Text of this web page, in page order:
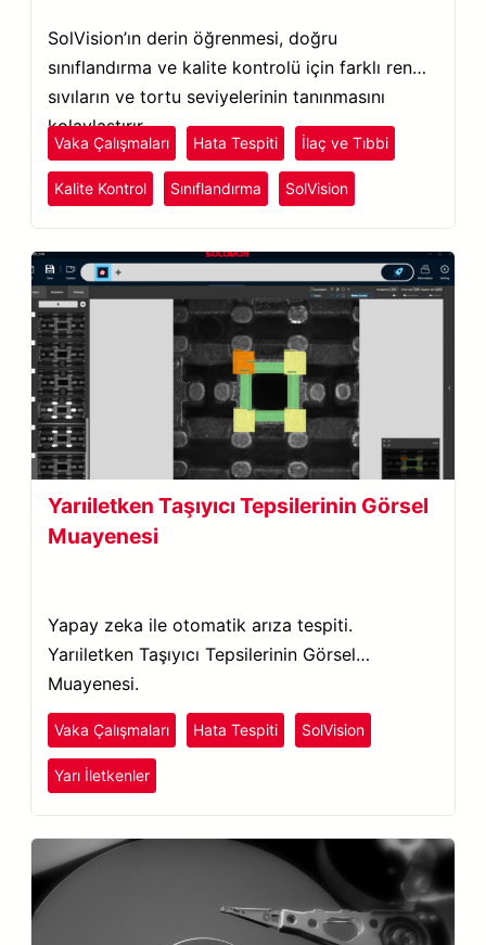
SolVision’ın derin öğrenmesi, doğru
sınıflandırma ve kalite kontrolü için farklı renkli
sıvıların ve tortu seviyelerinin tanınmasını
kolaylaştırır.
Vaka Çalışmaları Hata Tespiti İlaç ve Tıbbi
Kalite Kontrol Sınıflandırma SolVision
Yarıiletken Taşıyıcı Tepsilerinin Görsel
Muayenesi
Yapay zeka ile otomatik arıza tespiti.
Yarıiletken Taşıyıcı Tepsilerinin Görsel
Muayenesi.
Vaka Çalışmaları Hata Tespiti SolVision
Yarı İletkenler